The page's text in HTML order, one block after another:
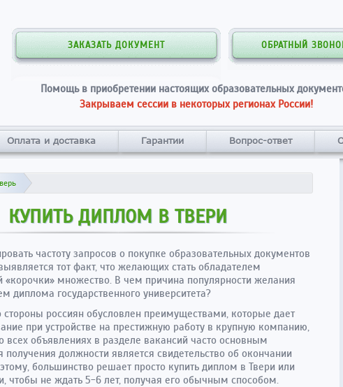
ЗАКАЗАТЬ ДОКУМЕНТ ОБРАТНЫЙ
Помощь в приобретении настоящих образовательных
Закрываем сессии в некоторых регионах России!
Оплата и доставка Гарантии Вопрос-ответ
КУПИТЬ ДИПЛОМ В ТВЕРИ
частоту запросов о покупке образовательных документов
тот факт, что желающих стать обладателем
«корочки» множество. В чем причина популярности желания
диплома государственного университета?
стороны россиян обусловлен преимуществами, которые дает
при устройстве на престижную работу в крупную компанию,
всех объявлениях в разделе вакансий часто основным
получения должности является свидетельство об окончании
большинство решает просто купить диплом в Твери или
чтобы не ждать 5-6 лет, получая его обычным способом.